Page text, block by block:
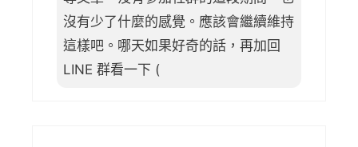
沒有少了什麼的感覺。應該會繼續維持
這樣吧。哪天如果好奇的話，再加回
LINE 群看一下 (